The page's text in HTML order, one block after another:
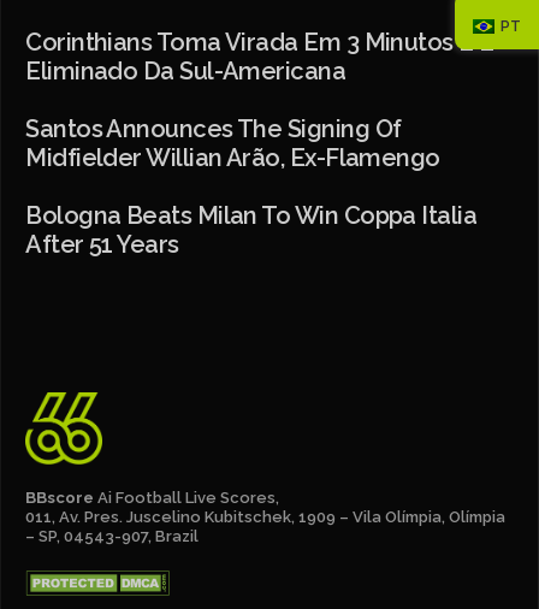
Corinthians Toma Virada Em 3 Minutos E É
Eliminado Da Sul-Americana
Santos Announces The Signing Of
Midfielder Willian Arão, Ex-Flamengo
Bologna Beats Milan To Win Coppa Italia
After 51 Years
BBscore Ai Football Live Scores,
011, Av. Pres. Juscelino Kubitschek, 1909 – Vila Olímpia, Olímpia
– SP, 04543-907, Brazil
PT